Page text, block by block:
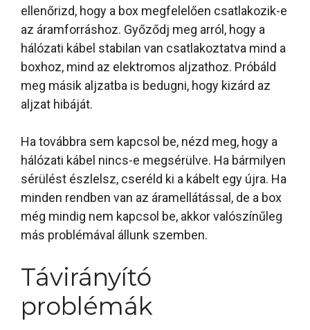
ellenőrizd, hogy a box megfelelően csatlakozik-e
az áramforráshoz. Győződj meg arról, hogy a
hálózati kábel stabilan van csatlakoztatva mind a
boxhoz, mind az elektromos aljzathoz. Próbáld
meg másik aljzatba is bedugni, hogy kizárd az
aljzat hibáját.
Ha továbbra sem kapcsol be, nézd meg, hogy a
hálózati kábel nincs-e megsérülve. Ha bármilyen
sérülést észlelsz, cseréld ki a kábelt egy újra. Ha
minden rendben van az áramellátással, de a box
még mindig nem kapcsol be, akkor valószínűleg
más problémával állunk szemben.
Távirányító
problémák